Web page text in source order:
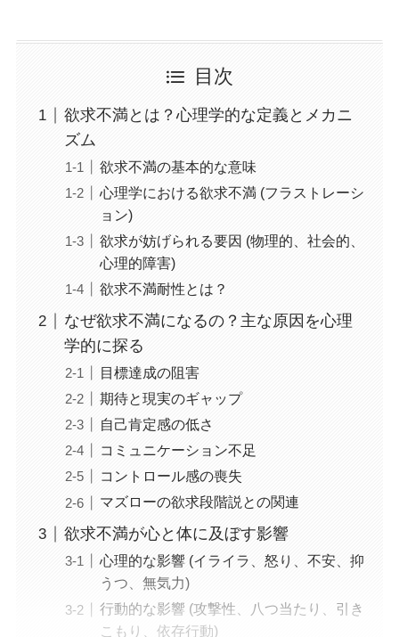
目次
欲求不満とは？心理学的な定義とメカニ
ズム
欲求不満の基本的な意味
心理学における欲求不満 (フラストレーシ
ョン)
欲求が妨げられる要因 (物理的、社会的、
心理的障害)
欲求不満耐性とは？
なぜ欲求不満になるの？主な原因を心理
学的に探る
目標達成の阻害
期待と現実のギャップ
自己肯定感の低さ
コミュニケーション不足
コントロール感の喪失
マズローの欲求段階説との関連
欲求不満が心と体に及ぼす影響
心理的な影響 (イライラ、怒り、不安、抑
うつ、無気力)
行動的な影響 (攻撃性、八つ当たり、引き
こもり、依存行動)